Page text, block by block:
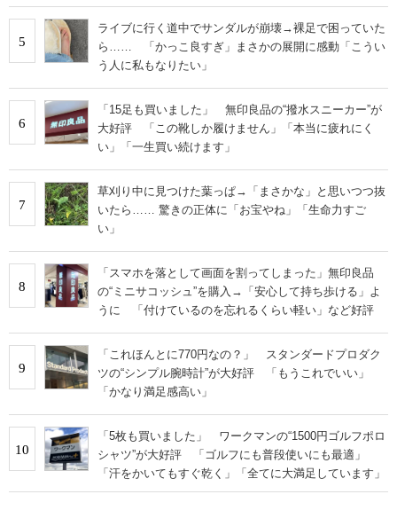
5
ライブに行く道中でサンダルが崩壊→裸足で困っていた
ら…… 「かっこ良すぎ」まさかの展開に感動「こうい
う人に私もなりたい」
6
「15足も買いました」 無印良品の“撥水スニーカー”が
大好評 「この靴しか履けません」「本当に疲れにく
い」「一生買い続けます」
7
草刈り中に見つけた葉っぱ→「まさかな」と思いつつ抜
いたら…… 驚きの正体に「お宝やね」「生命力すご
い」
8
「スマホを落として画面を割ってしまった」無印良品
の“ミニサコッシュ”を購入→「安心して持ち歩ける」よ
うに 「付けているのを忘れるくらい軽い」など好評
9
「これほんとに770円なの？」 スタンダードプロダク
ツの“シンプル腕時計”が大好評 「もうこれでいい」
「かなり満足感高い」
10
「5枚も買いました」 ワークマンの“1500円ゴルフポロ
シャツ”が大好評 「ゴルフにも普段使いにも最適」
「汗をかいてもすぐ乾く」「全てに大満足しています」